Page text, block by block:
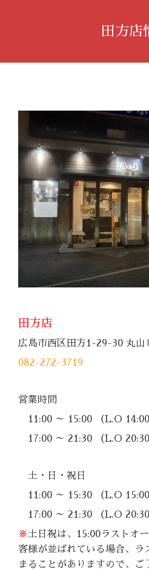
田方店
田方店
広島市西区田方1-29-30 丸山
082-272-3719
営業時間
11:00 ～ 15:00 （L.O 14:00
17:00 ～ 21:30 （L.O 20:30
土・日・祝日
11:00 ～ 15:30 （L.O 15:00
17:00 ～ 21:30 （L.O 20:30
※土日祝は、15:00ラストオ
客様が並ばれている場合、ラ
まることがありますので、ご